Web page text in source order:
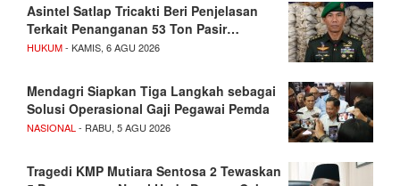
Asintel Satlap Tricakti Beri Penjelasan
Terkait Penanganan 53 Ton Pasir…
HUKUM- KAMIS, 6 AGU 2026
Mendagri Siapkan Tiga Langkah sebagai
Solusi Operasional Gaji Pegawai Pemda
NASIONAL - RABU, 5 AGU 2026
Tragedi KMP Mutiara Sentosa 2 Tewaskan